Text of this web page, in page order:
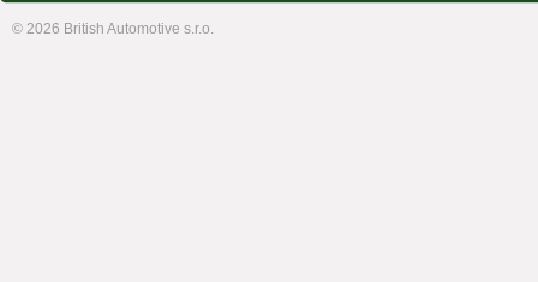
© 2026 British Automotive s.r.o.